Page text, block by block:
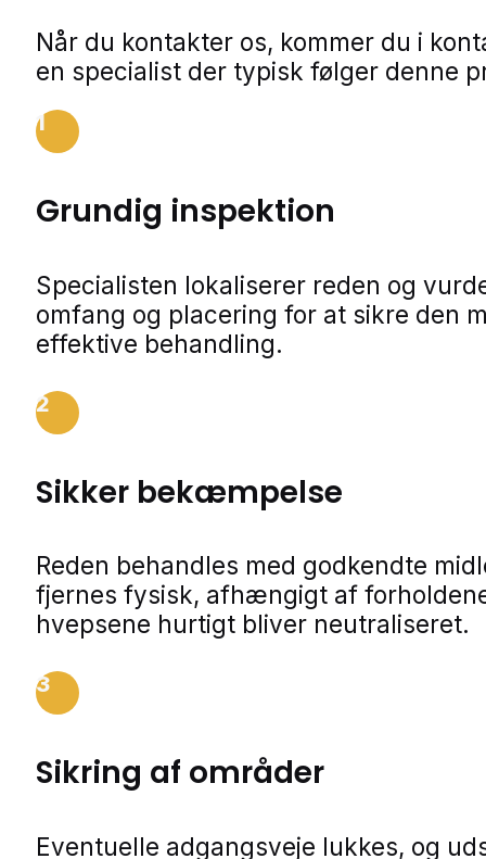
Når du kontakter os, kommer du i
en specialist der typisk følger denne
1
Grundig inspektion
Specialisten lokaliserer reden og
omfang og placering for at sikre den
effektive behandling.
2
Sikker bekæmpelse
Reden behandles med godkendte
fjernes fysisk, afhængigt af
hvepsene hurtigt bliver neutraliseret.
3
Sikring af områder
Eventuelle adgangsveje lukkes, og